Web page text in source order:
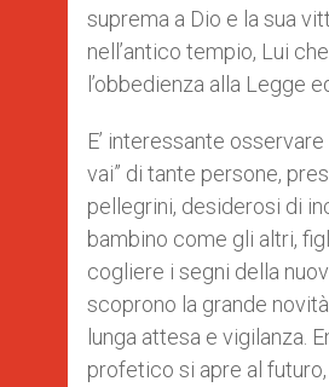
suprema a Dio e la sua
nell’antico tempio, Lui
l’obbedienza alla Legge
E’ interessante
vai” di tante persone,
pellegrini, desiderosi di
bambino come gli altri,
cogliere i segni della
scoprono la grande
lunga attesa e vigilanza.
profetico si apre al